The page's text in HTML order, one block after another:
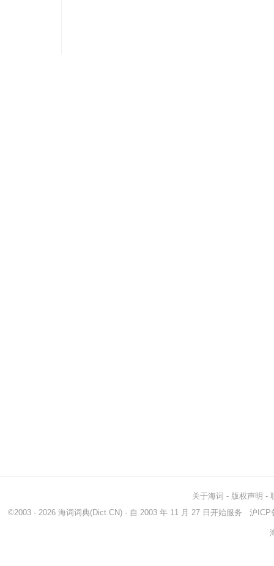
关于海词 - 版权声明 -
©2003 - 2026 海词词典(Dict.CN) - 自 2003 年 11 月 27 日开始服务 沪ICP